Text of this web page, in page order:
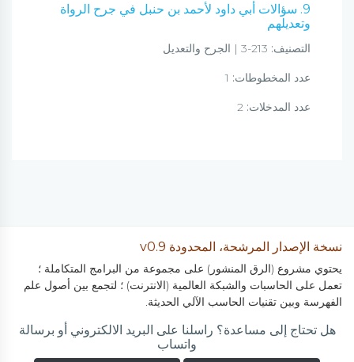
9. سؤالات أبي داود لأحمد بن حنبل في جرح الرواة
وتعديلهم
التصنيف:
عدد المخطوطات:
عدد المدخلات:
نسخة الإصدار المرشحة، المحدودة v0.9
يحتوي مشروع (الرق المنشور) على مجموعة من البرامج المتكاملة ؛
تعمل على الحاسبات والشبكة العالمية (الانترنت) ؛ لتجمع بين أصول علم
الفهرسة وبين تقنيات الحاسب الآلي الحديثة.
هل تحتاج إلى مساعدة؟ راسلنا على البريد الالكتروني أو برسالة
واتساب